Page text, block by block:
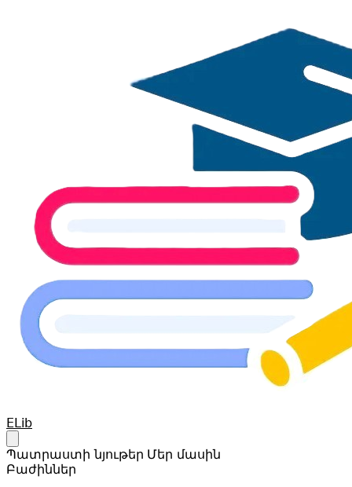
Your Company
ELib
Պատրաստի նյութեր Մեր մասին
Բաժիններ